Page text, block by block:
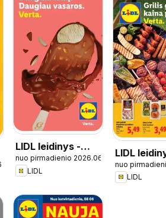
LIDL leidinys -
Ledų katalogas
nuo pirmadienio 2026.06.08
LIDL
LIDL
Grilio
nuo
LIDL